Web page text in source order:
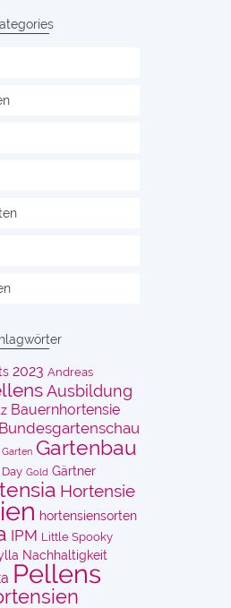
2023 Andreas
Ausbildung
Bauernhortensie
Bundesgartenschau
Garten Gartenbau
Gold Gärtner
Hortensie
hortensiensorten
IPM Little Spooky
Nachhaltigkeit
Pellens